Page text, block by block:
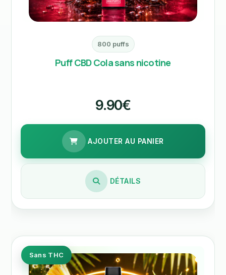
800 puffs
Puff CBD Cola sans nicotine
9.90€
AJOUTER AU PANIER
DÉTAILS
Sans THC